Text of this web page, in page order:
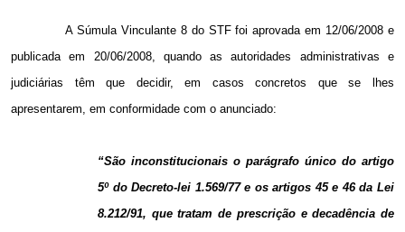
A Súmula Vinculante 8 do STF foi aprovada em 12/06/2008 e
publicada em 20/06/2008, quando as autoridades administrativas e
judiciárias têm que decidir, em casos concretos que se lhes
apresentarem, em conformidade com o anunciado:
“São inconstitucionais o parágrafo único do artigo
5º do Decreto-lei 1.569/77 e os artigos 45 e 46 da Lei
8.212/91, que tratam de prescrição e decadência de